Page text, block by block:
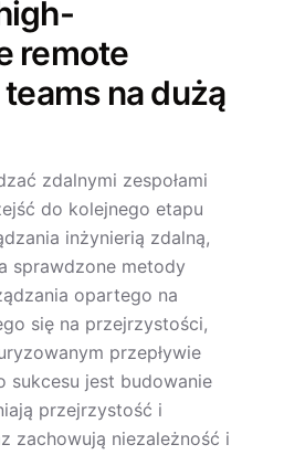
remote
na dużą
zdalnymi zespołami
do kolejnego etapu
inżynierią zdalną,
sprawdzone metody
opartego na
się na przejrzystości,
przepływie
sukcesu jest budowanie
przejrzystość i
zachowują niezależność i